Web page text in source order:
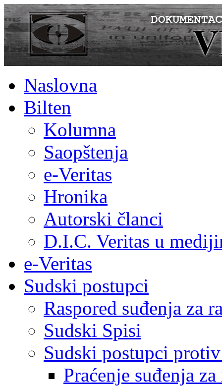
Naslovna
Bilten
Kolumna
Saopštenja
e-Veritas
Hronika
Autorski članci
D.I.C. Veritas u
e-Veritas
Sudski postupci
Raspored suđenja za
Sudski Spisi
Sudski postupci
Praćenje suđenja